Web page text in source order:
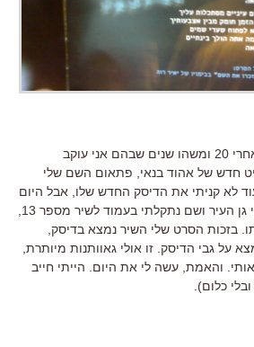
זהו, אני את שלי עשיתי. אחרי 20 ומשהו שנים שבהם אני עוקב
חדש של אהוד בנאי, פתאום השם שלי
לא קניתי את הדיסק החדש שלו, אבל היום
בזכות הסרט שלי השיר נמצא בדיסק,
על גבי הדיסק. זו אולי גאוותנות מיותרת,
והאמת, עשה לי את היום. הייתי חייב
כלום).